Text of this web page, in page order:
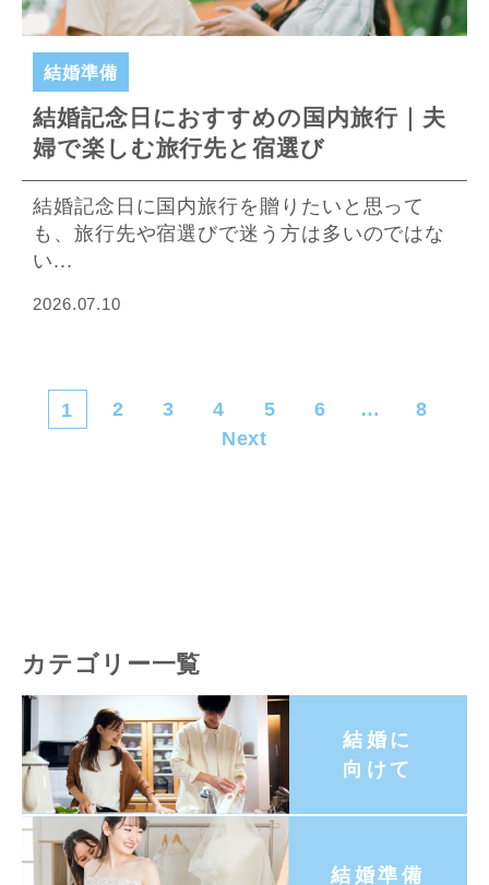
結婚準備
結婚記念日におすすめの国内旅行｜夫
婦で楽しむ旅行先と宿選び
結婚記念日に国内旅行を贈りたいと思って
も、旅行先や宿選びで迷う方は多いのではな
い...
2026.07.10
1 2 3 4 5 6 …
8
Next
カテゴリー一覧
結婚に
向けて
結婚準備